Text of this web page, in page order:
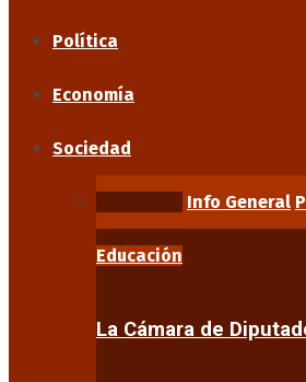
Política
Economía
Sociedad
Info General
Educación
La Cámara de